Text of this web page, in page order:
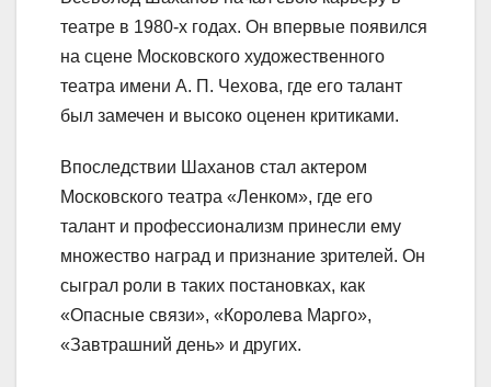
театре в 1980-х годах. Он впервые появился
на сцене Московского художественного
театра имени А. П. Чехова, где его талант
был замечен и высоко оценен критиками.
Впоследствии Шаханов стал актером
Московского театра «Ленком», где его
талант и профессионализм принесли ему
множество наград и признание зрителей. Он
сыграл роли в таких постановках, как
«Опасные связи», «Королева Марго»,
«Завтрашний день» и других.